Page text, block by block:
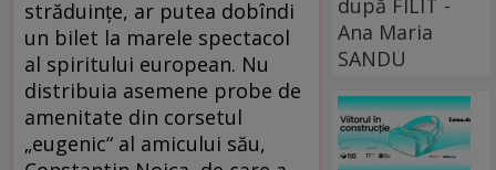
străduințe, ar putea dobîndi
un bilet la marele spectacol
al spiritului european. Nu
distribuia asemene probe de
amenitate din corsetul
„eugenic“ al amicului său,
după FILIT -
Ana Maria
SANDU